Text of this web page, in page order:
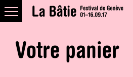
Votre panier